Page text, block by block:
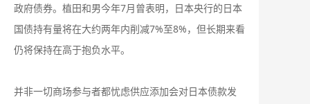
政府债券。植田和男今年7月曾表明，日本央行的日本
国债持有量将在大约两年内削减7%至8%，但长期来看
仍将保持在高于抱负水平。
并非一切商场参与者都忧虑供应添加会对日本债款发